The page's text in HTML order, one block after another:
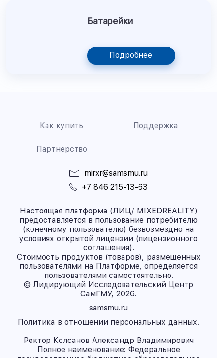
Батарейки
Подробнее
Как купить Поддержка
Партнерство
mirxr@samsmu.ru
+7 846 215-13-63
Настоящая платформа (ЛИЦ/ MIXEDREALITY)
предоставляется в пользование потребителю
(конечному пользователю) безвозмездно на
условиях открытой лицензии (лицензионного
соглашения).
Стоимость продуктов (товаров), размещенных
пользователями на Платформе, определяется
пользователями самостоятельно.
© Лидирующий Исследовательский Центр
СамГМУ, 2026.
samsmu.ru
Политика в отношении персональных данных.
Ректор Колсанов Александр Владимирович
Полное наименование: Федеральное